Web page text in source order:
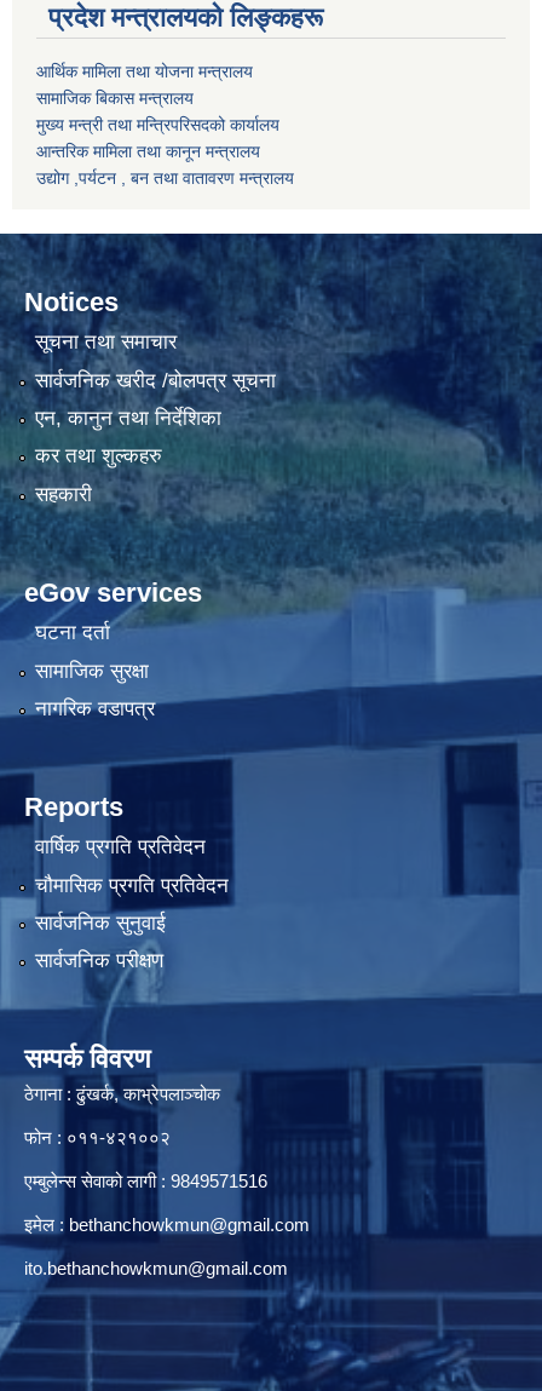
प्रदेश मन्त्रालयको लिङ्कहरू
आर्थिक मामिला तथा योजना मन्त्रालय
सामाजिक बिकास मन्त्रालय
मुख्य मन्त्री तथा मन्त्रिपरिसदको कार्यालय
आन्तरिक मामिला तथा कानून मन्त्रालय
उद्योग ,पर्यटन , बन तथा वातावरण मन्त्रालय
Notices
सूचना तथा समाचार
सार्वजनिक खरीद /बोलपत्र सूचना
एन, कानुन तथा निर्देशिका
कर तथा शुल्कहरु
सहकारी
eGov services
घटना दर्ता
सामाजिक सुरक्षा
नागरिक वडापत्र
Reports
वार्षिक प्रगति प्रतिवेदन
चौमासिक प्रगति प्रतिवेदन
सार्वजनिक सुनुवाई
सार्वजनिक परीक्षण
सम्पर्क विवरण
ठेगाना : ढुंखर्क, काभ्रेपलाञ्चोक
फोन : ०११-४२१००२
एम्बुलेन्स सेवाको लागी : 9849571516
इमेल : bethanchowkmun@gmail.com
ito.bethanchowkmun@gmail.com